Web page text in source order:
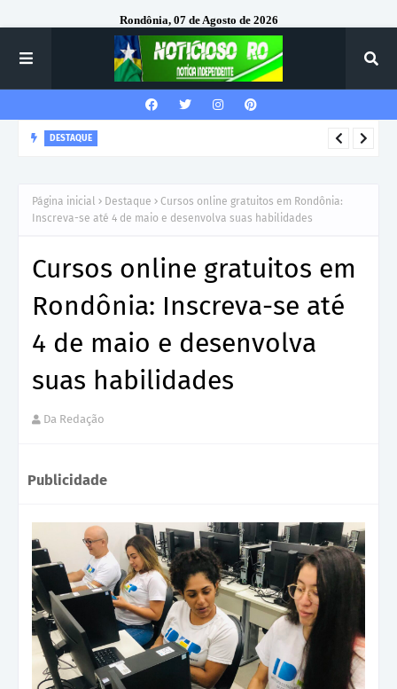
Rondônia, 07 de Agosto de 2026
DESTAQUE
milhões
Página inicial Destaque
Cursos online gratuitos em Rondônia:
Inscreva-se até 4 de maio e desenvolva suas habilidades
Cursos online gratuitos em
Rondônia: Inscreva-se até
4 de maio e desenvolva
suas habilidades
Da Redação
Publicidade